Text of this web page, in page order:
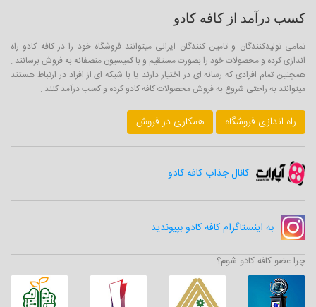
کسب درآمد از کافه کادو
تمامی تولیدکنندگان و تامین کنندگان ایرانی میتوانند فروشگاه خود را در کافه کادو راه
اندازی کرده و محصولات خود را بصورت مستقیم و با کمیسیون منصفانه به فروش برسانند .
همچنین تمام افرادی که رسانه ای در اختیار دارند یا با شبکه ای از افراد در ارتباط هستند
میتوانند به راحتی شروع به فروش محصولات کافه کادو کرده و کسب درآمد کنند .
راه اندازی فروشگاه همکاری در فروش
به اینستاگرام کافه کادو بپیوندید
کانال جذاب کافه کادو
چرا عضو کافه کادو شوم؟